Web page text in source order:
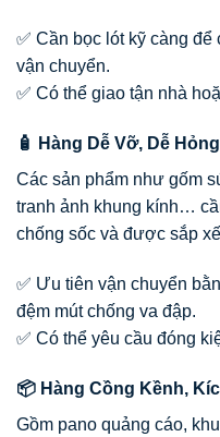
✅ Cần bọc lót kỹ càng
vận chuyển.
✅ Có thể giao tận nhà
🧴 Hàng Dễ Vỡ, Dễ Hỏng
Các sản phẩm như gốm
tranh ảnh khung kính…
chống sốc và được sắp
✅ Ưu tiên vận chuyển
đệm mút chống va đập.
✅ Có thể yêu cầu đóng
📦 Hàng Cồng Kềnh,
Gồm pano quảng cáo,